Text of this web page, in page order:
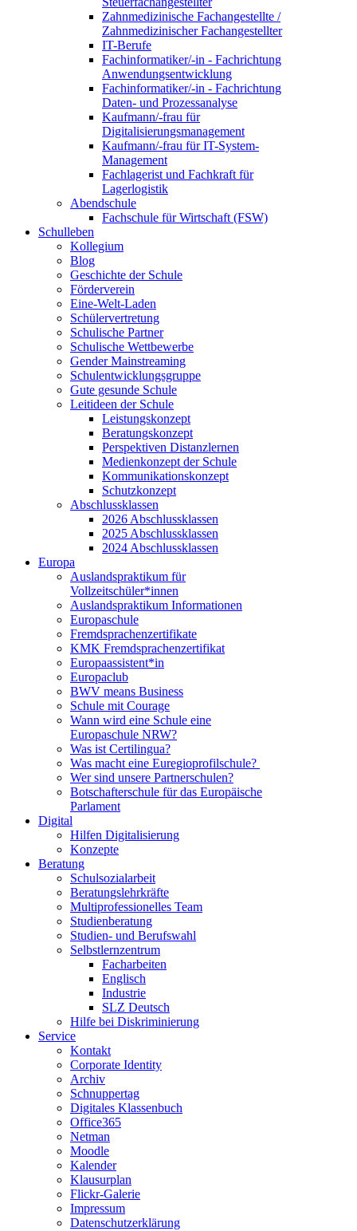
Zahnmedizinische Fachangestellte /
Zahnmedizinischer Fachangestellter
IT-Berufe
Fachinformatiker/-in - Fachrichtung
Anwendungsentwicklung
Fachinformatiker/-in - Fachrichtung
Daten- und Prozessanalyse
Kaufmann/-frau für
Digitalisierungsmanagement
Kaufmann/-frau für IT-System-
Management
Fachlagerist und Fachkraft für
Lagerlogistik
Abendschule
Fachschule für Wirtschaft (FSW)
Schulleben
Kollegium
Blog
Geschichte der Schule
Förderverein
Eine-Welt-Laden
Schülervertretung
Schulische Partner
Schulische Wettbewerbe
Gender Mainstreaming
Schulentwicklungsgruppe
Gute gesunde Schule
Leitideen der Schule
Leistungskonzept
Beratungskonzept
Perspektiven Distanzlernen
Medienkonzept der Schule
Kommunikationskonzept
Schutzkonzept
Abschlussklassen
2026 Abschlussklassen
2025 Abschlussklassen
2024 Abschlussklassen
Europa
Auslandspraktikum für
Vollzeitschüler*innen
Auslandspraktikum Informationen
Europaschule
Fremdsprachenzertifikate
KMK Fremdsprachenzertifikat
Europaassistent*in
Europaclub
BWV means Business
Schule mit Courage
Wann wird eine Schule eine
Europaschule NRW?
Was ist Certilingua?
Was macht eine Euregioprofilschule?
Wer sind unsere Partnerschulen?
Botschafterschule für das Europäische
Parlament
Digital
Hilfen Digitalisierung
Konzepte
Beratung
Schulsozialarbeit
Beratungslehrkräfte
Multiprofessionelles Team
Studienberatung
Studien- und Berufswahl
Selbstlernzentrum
Facharbeiten
Englisch
Industrie
SLZ Deutsch
Hilfe bei Diskriminierung
Service
Kontakt
Corporate Identity
Archiv
Schnuppertag
Digitales Klassenbuch
Office365
Netman
Moodle
Kalender
Klausurplan
Flickr-Galerie
Impressum
Datenschutzerklärung